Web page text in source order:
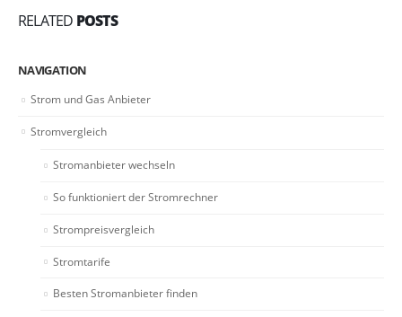
RELATED POSTS
NAVIGATION
Strom und Gas Anbieter
Stromvergleich
Stromanbieter wechseln
So funktioniert der Stromrechner
Strompreisvergleich
Stromtarife
Besten Stromanbieter finden